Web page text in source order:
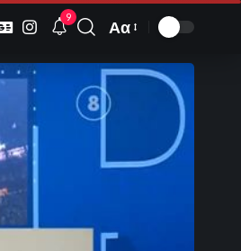
9
Font
Resizer
Αα